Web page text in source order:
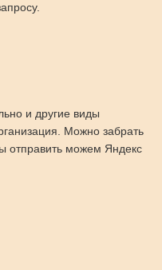
и другие виды
Можно забрать
отправить можем Яндекс